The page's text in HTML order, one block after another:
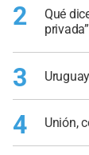
2
Qué
3
4 Unión,